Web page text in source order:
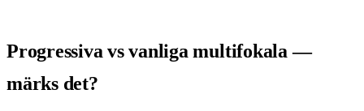
Progressiva vs vanliga multifokala —
märks det?